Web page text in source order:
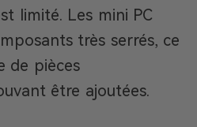
limité. Les mini PC
très serrés, ce
de pièces
être ajoutées.